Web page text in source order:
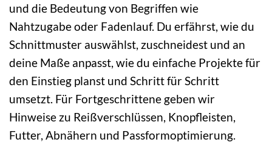
und die Bedeutung von Begriffen wie
Nahtzugabe oder Fadenlauf. Du erfährst, wie du
Schnittmuster auswählst, zuschneidest und an
deine Maße anpasst, wie du einfache Projekte für
den Einstieg planst und Schritt für Schritt
umsetzt. Für Fortgeschrittene geben wir
Hinweise zu Reißverschlüssen, Knopfleisten,
Futter, Abnähern und Passformoptimierung.